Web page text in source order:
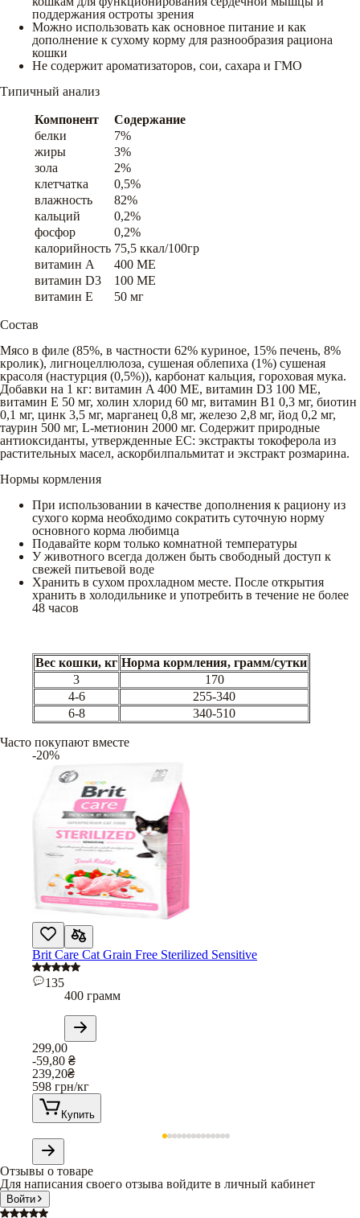
поддержания остроты зрения
Можно использовать как основное питание и как
дополнение к сухому корму для разнообразия рациона
кошки
Не содержит ароматизаторов, сои, сахара и ГМО
Типичный анализ
Компонент
Содержание
белки
7%
жиры
3%
зола
2%
клетчатка
0,5%
влажность
82%
кальций
0,2%
фосфор
0,2%
калорийность 75,5 ккал/100гр
витамин A
400 ME
витамин D3
100 ME
витамин E
50 мг
Состав
Мясо в филе (85%, в частности 62% куриное, 15% печень, 8%
кролик), лигноцеллюлоза, сушеная облепиха (1%) сушеная
красоля (настурция (0,5%)), карбонат кальция, гороховая мука.
Добавки на 1 кг: витамин A 400 МЕ, витамин D3 100 МЕ,
витамин E 50 мг, холин хлорид 60 мг, витамин B1 0,3 мг, биотин
0,1 мг, цинк 3,5 мг, марганец 0,8 мг, железо 2,8 мг, йод 0,2 мг,
таурин 500 мг, L-метионин 2000 мг. Содержит природные
антиоксиданты, утвержденные ЕС: экстракты токоферола из
растительных масел, аскорбилпальмитат и экстракт розмарина.
Нормы кормления
При использовании в качестве дополнения к рациону из
сухого корма необходимо сократить суточную норму
основного корма любимца
Подавайте корм только комнатной температуры
У животного всегда должен быть свободный доступ к
свежей питьевой воде
Хранить в сухом прохладном месте. После открытия
хранить в холодильнике и употребить в течение не более
48 часов
Вес кошки, кг Норма кормления, грамм/сутки
3
170
4-6
255-340
6-8
340-510
Часто покупают вместе
-20%
Brit Care Cat Grain Free Sterilized Sensitive
135
400 грамм
299,00
-59,80 ₴
239,20₴
598 грн/кг
Купить
Отзывы о товаре
Для написания своего отзыва войдите в личный кабинет
Войти